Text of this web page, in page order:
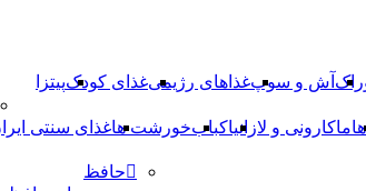
آش و سوپغذاهای رژیمیغذای کودکپیتزا
ماکارونی و لازانیاکبابخورشت هاغذای سنتی
حافظ